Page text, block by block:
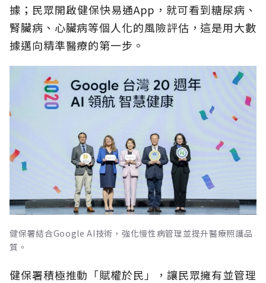
據；民眾開啟健保快易通App，就可看到糖尿病、
腎臟病、心臟病等個人化的風險評估，這是用大數
據邁向精準醫療的第一步。
健保署結合Google AI技術，強化慢性病管理並提升醫療照護品
質。
健保署積極推動「賦權於民」，讓民眾擁有並管理